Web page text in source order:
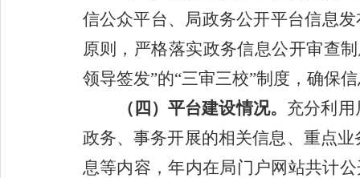
信公众平台、局政务公开平台信息
原则，严格落实政务信息公开审查
领导签发”的“三审三校”制度，确保
（四）平台建设情况。 充分利
政务、事务开展的相关信息、重点
息等内容，年内在局门户网站共计